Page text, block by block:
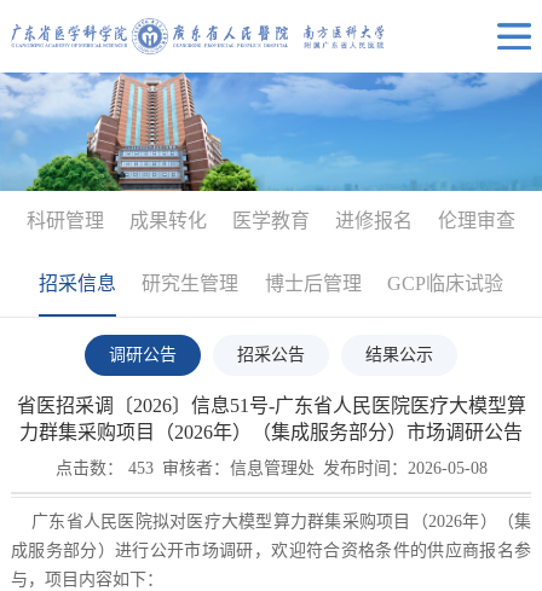
科研管理 成果转化 医学教育 进修报名 伦理审查
招采信息 研究生管理 博士后管理 GCP临床试验
调研公告 招采公告 结果公示
省医招采调〔2026〕信息51号-广东省人民医院医疗大模型算
力群集采购项目（2026年）（集成服务部分）市场调研公告
点击数： 453 审核者：信息管理处 发布时间：2026-05-08
广东省人民医院拟对医疗大模型算力群集采购项目（2026年）（集
成服务部分）进行公开市场调研，欢迎符合资格条件的供应商报名参
与，项目内容如下：